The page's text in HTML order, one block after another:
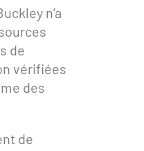
n’a
de
vérifiées
des
de